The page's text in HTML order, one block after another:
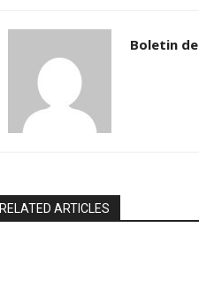
Boletin
RELATED ARTICLES